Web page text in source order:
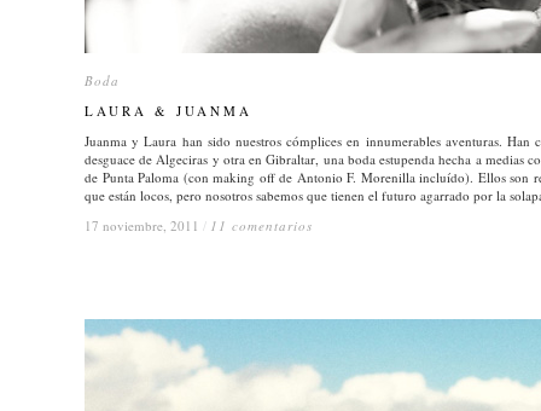
Boda
LAURA & JUANMA
Juanma y Laura han sido nuestros cómplices en innumerables aventuras.
desguace de Algeciras y otra en Gibraltar, una boda estupenda hecha a
de Punta Paloma (con making off de Antonio F. Morenilla incluído). Ellos son
que están locos, pero nosotros sabemos que tienen el futuro agarrado por la
17 noviembre, 2011 / 11 comentarios
Boda
LAURA & JUANMA
17 noviembre, 2011 / 11 comentarios